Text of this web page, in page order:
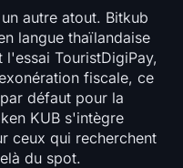
autre atout. Bitkub
langue thaïlandaise
TouristDigiPay,
fiscale, ce
défaut pour la
KUB s'intègre
ceux qui recherchent
du spot.